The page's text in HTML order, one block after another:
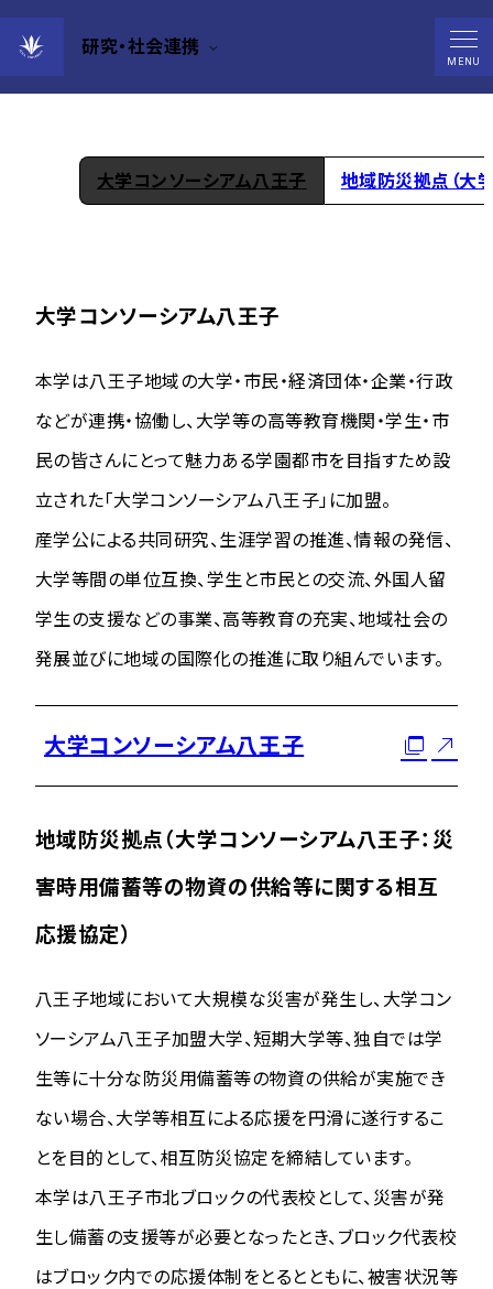
研究・社会連携
MENU
大学コンソーシアム八王子
大学コンソーシアム八王子 地域防災拠点（大
大学コンソーシアム八王子
本学は八王子地域の大学・市民・経済団体・企業・行政
などが連携・協働し、大学等の高等教育機関・学生・市
民の皆さんにとって魅力ある学園都市を目指すため設
立された「大学コンソーシアム八王子」に加盟。
産学公による共同研究、生涯学習の推進、情報の発信、
大学等間の単位互換、学生と市民との交流、外国人留
学生の支援などの事業、高等教育の充実、地域社会の
発展並びに地域の国際化の推進に取り組んでいます。
大学コンソーシアム八王子
地域防災拠点（大学コンソーシアム八王子：災
害時用備蓄等の物資の供給等に関する相互
応援協定）
八王子地域において大規模な災害が発生し、大学コン
ソーシアム八王子加盟大学、短期大学等、独自では学
生等に十分な防災用備蓄等の物資の供給が実施でき
ない場合、大学等相互による応援を円滑に遂行するこ
とを目的として、相互防災協定を締結しています。
本学は八王子市北ブロックの代表校として、災害が発
生し備蓄の支援等が必要となったとき、ブロック代表校
はブロック内での応援体制をとるとともに、被害状況等